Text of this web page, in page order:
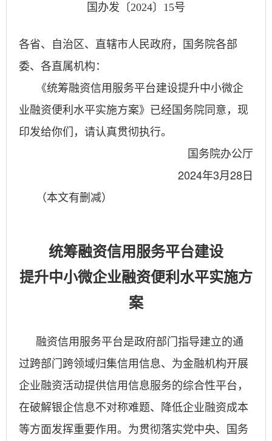
国办发〔2024〕15号
各省、自治区、直辖市人民政府，国务院各部
委、各直属机构：
《统筹融资信用服务平台建设提升中小微企
业融资便利水平实施方案》已经国务院同意，现
印发给你们，请认真贯彻执行。
国务院办公厅
2024年3月28日
（本文有删减）
统筹融资信用服务平台建设
提升中小微企业融资便利水平实施方
案
融资信用服务平台是政府部门指导建立的通
过跨部门跨领域归集信用信息、为金融机构开展
企业融资活动提供信用信息服务的综合性平台，
在破解银企信息不对称难题、降低企业融资成本
等方面发挥重要作用。为贯彻落实党中央、国务